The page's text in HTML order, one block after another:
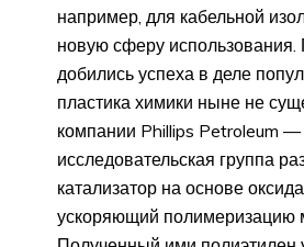
например, для кабельной
новую сферу
добились успеха в деле
пластика химики ныне не
компании Phillips Petroleum —
исследовательская группа
катализатор на основе
ускоряющий полимеризацию